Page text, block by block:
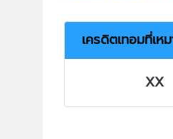
เครดิตเทอมที่เห
XX